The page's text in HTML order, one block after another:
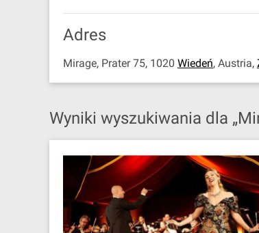
Adres
Mirage, Prater 75, 1020 Wiedeń, Austria,
Wyniki wyszukiwania dla